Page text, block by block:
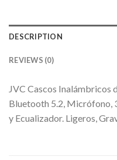
DESCRIPTION
REVIEWS (0)
JVC Cascos Inalámbricos
Bluetooth 5.2, Micrófono,
y Ecualizador. Ligeros,